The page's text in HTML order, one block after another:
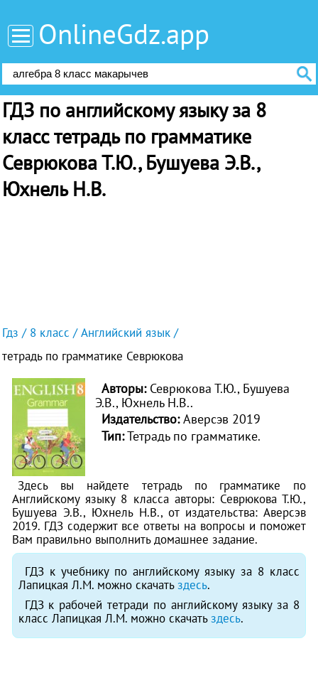
OnlineGdz.app
ГДЗ по английскому языку за 8
класс тетрадь по грамматике
Севрюкова Т.Ю., Бушуева Э.В.,
Юхнель Н.В.
Гдз 8 класс
Английский язык
тетрадь по грамматике Севрюкова
Авторы: Севрюкова Т.Ю., Бушуева
Э.В., Юхнель Н.В..
Издательство:Аверсэв 2019
Тип:Тетрадь по грамматике.
Здесь вы найдете тетрадь по грамматике по
Английскому языку 8 класса авторы: Севрюкова Т.Ю.,
Бушуева Э.В., Юхнель Н.В., от издательства: Аверсэв
2019. ГДЗ содержит все ответы на вопросы и поможет
Вам правильно выполнить домашнее задание.
ГДЗ к учебнику по английскому языку за 8 класс
Лапицкая Л.М. можно скачатьздесь.
ГДЗ к рабочей тетради по английскому языку за 8
класс Лапицкая Л.М. можно скачатьздесь.